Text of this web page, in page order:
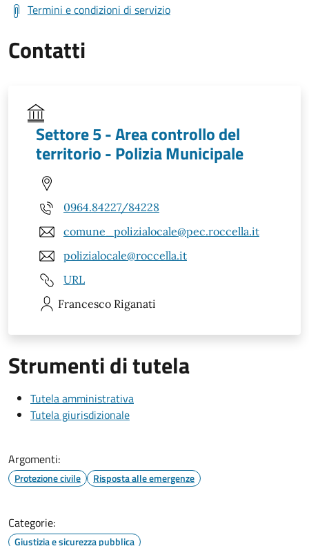
Termini e condizioni di servizio
Contatti
Settore 5 - Area controllo del
territorio - Polizia Municipale
0964.84227/84228
comune_polizialocale@pec.roccella.it
polizialocale@roccella.it
URL
Francesco Riganati
Strumenti di tutela
Tutela amministrativa
Tutela giurisdizionale
Argomenti:
Protezione civile Risposta alle emergenze
Categorie:
Giustizia e sicurezza pubblica